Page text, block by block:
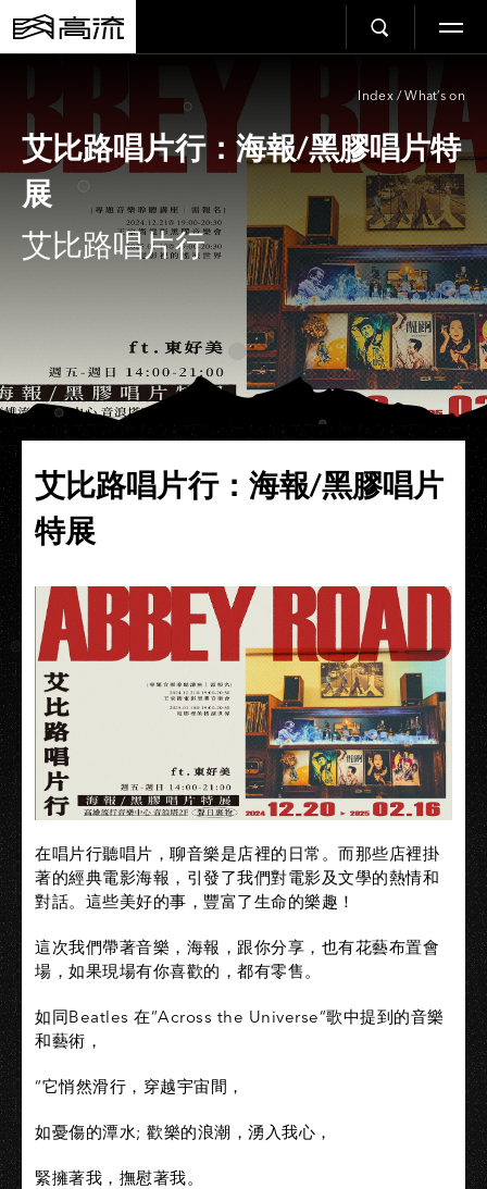
Index / What’s on
艾比路唱片行：海報/黑膠唱片特
展
艾比路唱片行
艾比路唱片行：海報/黑膠唱片
特展
在唱片行聽唱片，聊音樂是店裡的日常。而那些店裡掛
著的經典電影海報，引發了我們對電影及文學的熱情和
對話。這些美好的事，豐富了生命的樂趣！
這次我們帶著音樂，海報，跟你分享，也有花藝布置會
場，如果現場有你喜歡的，都有零售。
如同Beatles 在“Across the Universe“歌中提到的音樂
和藝術，
“它悄然滑行，穿越宇宙間，
如憂傷的潭水; 歡樂的浪潮，湧入我心，
緊擁著我，撫慰著我。